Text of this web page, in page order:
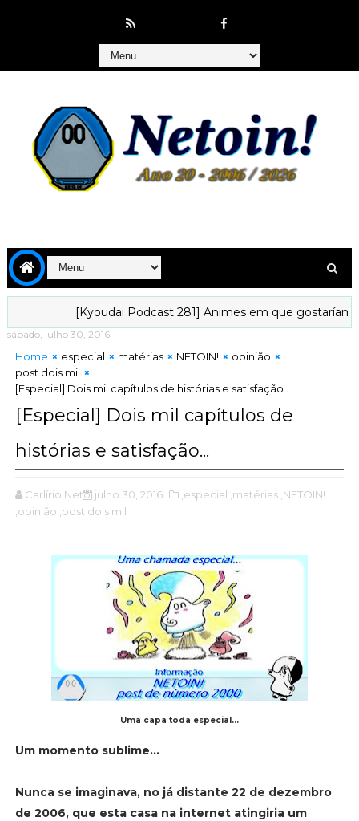
[Kyoudai Podcast 281] Animes em que gostaríamos de
sábado, julho 30, 2016
Home especial matérias NETOIN!
opinião
post dois mil
[Especial] Dois mil capítulos de histórias e satisfação...
[Especial] Dois mil capítulos de
histórias e satisfação...
Carlírio Neto julho 30, 2016 ,especial ,matérias ,NETOIN!
,opinião ,post dois mil
Uma capa toda especial...
Um momento sublime...
Nunca se imaginava, no já distante 22 de dezembro
de 2006, que esta casa na internet atingiria um